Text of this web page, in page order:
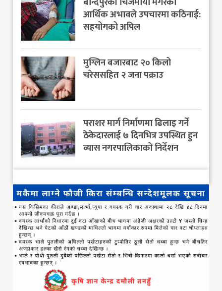
आर्थिक अभावले उपचारमा कठिनाई:
सहयोगको अपिल
मुग्लिन बजारबाट २० किलो
चरेससहित २ जना पक्राउ
पराशर मार्ग निर्माणमा ढिलाइ गर्ने
ठेकेदारलाई ७ दिनभित्र उपस्थित हुन
व्यास नगरपालिकाको निर्देशन